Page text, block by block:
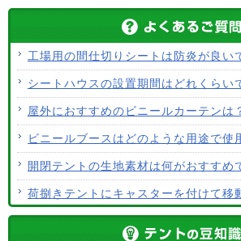
工場用の間仕切りシートは防炎が良い
シートハウスの設置期間はどれくらい
屋外におすすめのビニールカーテンは
ビニールブースはどのような用途で使
開閉テントの生地素材は何がおすすめ
荷捌きテントにキャスターを付けて移